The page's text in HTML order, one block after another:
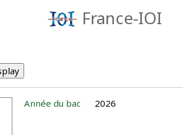
France-IOI
Année du bac 2026